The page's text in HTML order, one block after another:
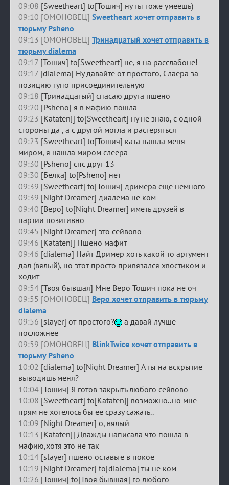
09:08 [Sweetheart] to[Тошич] ну ты тоже умеешь)
09:10 [ОМОНОВЕЦ] Sweetheart хочет отправить в
тюрьму Psheno
09:13 [ОМОНОВЕЦ] Тринадцатый хочет отправить в
тюрьму dialema
09:17 [Тошич] to[Sweetheart] не, я на расслабоне!
09:17 [dialema] Ну давайте от простого, Слаера за
позицию тупо присоединительную
09:18 [Тринадцатый] спасаю друга пшено
09:20 [Psheno] я в мафию пошла
09:23 [Katatenj] to[Sweetheart] ну не знаю, с одной
стороны да , а с другой могла и растеряться
09:23 [Sweetheart] to[Тошич] ката нашла меня
миром, я нашла миром слеера
09:30 [Psheno] спс друг 13
09:30 [Белка] to[Psheno] нет
09:39 [Sweetheart] to[Тошич] дримера еще немного
09:39 [Night Dreamer] диалема не ком
09:40 [Веро] to[Night Dreamer] иметь друзей в
партии позитивно
09:45 [Night Dreamer] это сейвово
09:46 [Katatenj] Пшено мафит
09:46 [dialema] Найт Дример хоть какой то аргумент
дал (вялый), но этот просто привязался хвостиком и
ходит
09:54 [Твоя бывшая] Мне Веро Тошич пока не оч
09:55 [ОМОНОВЕЦ] Веро хочет отправить в тюрьму
dialema
09:56 [slayer] от простого?
а давай лучше
посложнее
09:59 [ОМОНОВЕЦ] BlinkTwice хочет отправить в
тюрьму Psheno
10:02 [dialema] to[Night Dreamer] А ты на вскрытие
выводишь меня?
10:04 [Тошич] Я готов закрыть любого сейвово
10:08 [Sweetheart] to[Katatenj] возможно..но мне
прям не хотелось бы ее сразу сажать..
10:09 [Night Dreamer] о, вялый
10:13 [Katatenj] Дважды написала что пошла в
мафию,хотя это не так
10:14 [slayer] пшено оставьте в покое
10:19 [Night Dreamer] to[dialema] ты не ком
10:26 [Тошич] to[Твоя бывшая] го любого